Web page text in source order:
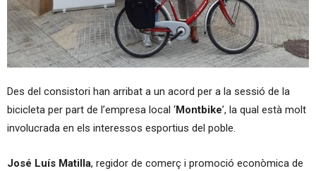
Des del consistori han arribat a un acord per a la sessió de la
bicicleta per part de l’empresa local ‘Montbike’, la qual està molt
involucrada en els interessos esportius del poble.
José Luís Matilla, regidor de comerç i promoció econòmica de